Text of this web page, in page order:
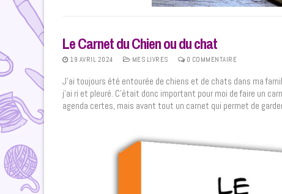
Le Carnet du Chien ou du chat
19 AVRIL 2024 MES LIVRES 0 COMMENTAIRE
J’ai toujours été entourée de chiens et de chats dans ma
j’ai ri et pleuré. C’était donc important pour moi de faire un
agenda certes, mais avant tout un carnet qui permet de